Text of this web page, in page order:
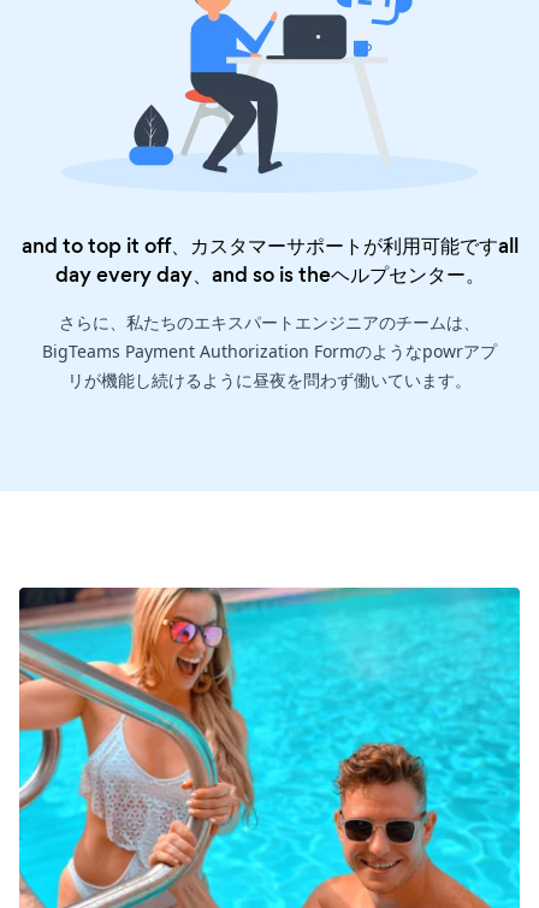
and to top it off、カスタマーサポートが利用可能ですall
day every day、and so is theヘルプセンター。
さらに、私たちのエキスパートエンジニアのチームは、
BigTeams Payment Authorization Formのようなpowrアプ
リが機能し続けるように昼夜を問わず働いています。